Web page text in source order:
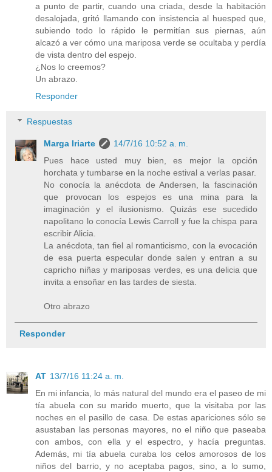
a punto de partir, cuando una criada, desde la habitación
desalojada, gritó llamando con insistencia al huesped que,
subiendo todo lo rápido le permitían sus piernas, aún
alcazó a ver cómo una mariposa verde se ocultaba y perdía
de vista dentro del espejo.
¿Nos lo creemos?
Un abrazo.
Responder
Respuestas
Marga Iriarte
14/7/16 10:52 a. m.
Pues hace usted muy bien, es mejor la opción
horchata y tumbarse en la noche estival a verlas pasar.
No conocía la anécdota de Andersen, la fascinación
que provocan los espejos es una mina para la
imaginación y el ilusionismo. Quizás ese sucedido
napolitano lo conocía Lewis Carroll y fue la chispa para
escribir Alicia.
La anécdota, tan fiel al romanticismo, con la evocación
de esa puerta especular donde salen y entran a su
capricho niñas y mariposas verdes, es una delicia que
invita a ensoñar en las tardes de siesta.
Otro abrazo
Responder
AT 13/7/16 11:24 a. m.
En mi infancia, lo más natural del mundo era el paseo de mi
tía abuela con su marido muerto, que la visitaba por las
noches en el pasillo de casa. De estas apariciones sólo se
asustaban las personas mayores, no el niño que paseaba
con ambos, con ella y el espectro, y hacía preguntas.
Además, mi tía abuela curaba los celos amorosos de los
niños del barrio, y no aceptaba pagos, sino, a lo sumo,